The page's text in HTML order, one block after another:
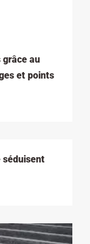
grâce au
et points
séduisent